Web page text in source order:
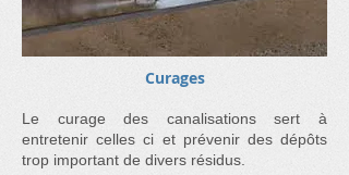
Curages
Le curage des canalisations sert à
entretenir celles ci et prévenir des dépôts
trop important de divers résidus.